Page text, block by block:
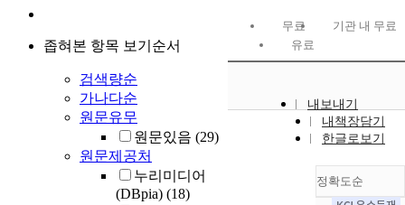
좁혀본 항목 보기순서
검색량순
가나다순
원문유무
원문있음 (29)
원문제공처
누리미디어
(DBpia) (18)
무료
기관 내 무료
유료
내보내기
내책장담기
한글로보기
정확도순